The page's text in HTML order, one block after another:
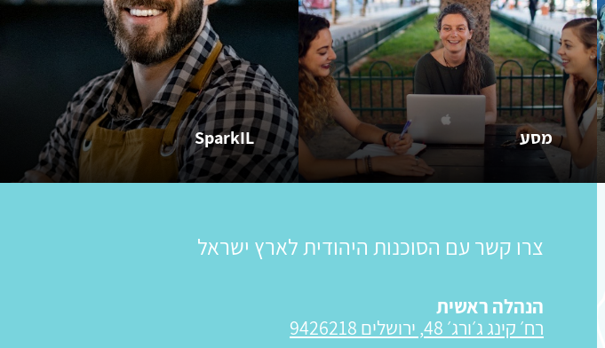
מסע SparkIL
צרו קשר עם הסוכנות היהודית לארץ ישראל
הנהלה ראשית
רח׳ קינג ג׳ורג׳ 48, ירושלים 9426218